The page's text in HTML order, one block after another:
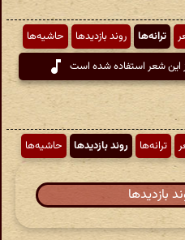
ترانه‌ها روند بازدیدها
حاشیه‌ها
این شعر استفاده شده است
ترانه‌ها روند بازدیدها حاشیه‌ها
بازدیدها